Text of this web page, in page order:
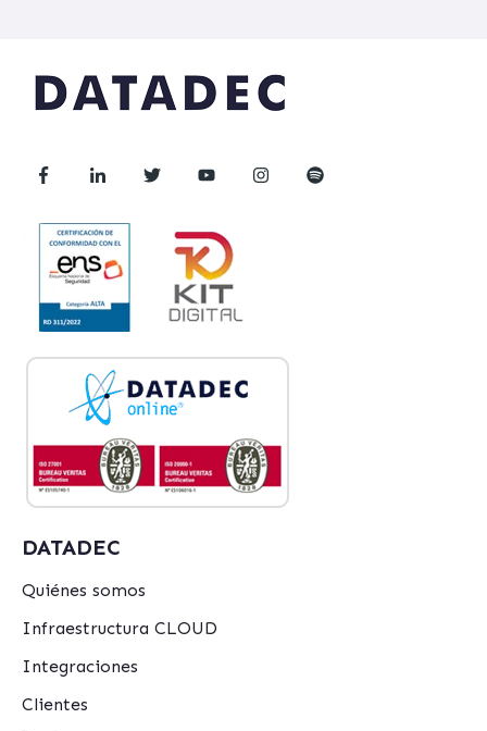
DATADEC
Quiénes somos
Infraestructura CLOUD
Integraciones
Clientes